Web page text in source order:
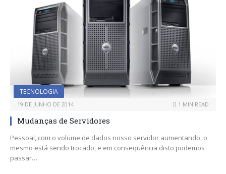
TECNOLOGIA
19 DE JUNHO DE 2014 1 MIN READ
Mudanças de Servidores
Pessoal, com o volume de dados nosso servidor aumentando, o
mesmo está sendo trocado, e em consequência disto podemos
passar…